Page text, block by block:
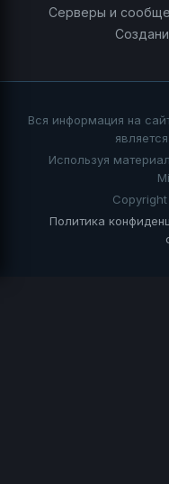
Серверы и
Вся информация на
Используя
Политика